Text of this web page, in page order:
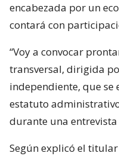
encabezada por un
contará con
“Voy a convocar
transversal, dirigida
independiente, que se
estatuto
durante una entrevista
Según explicó el